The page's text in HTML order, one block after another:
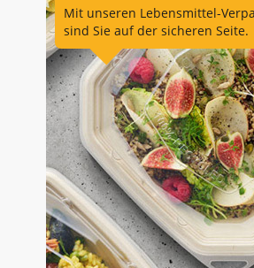
Mit unseren Lebensmittel-
sind Sie auf der sicheren Seite.